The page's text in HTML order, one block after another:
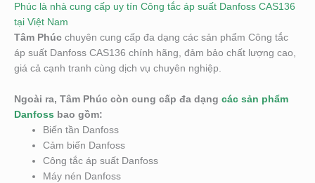
Phúc là nhà cung cấp uy tín Công tắc áp suất Danfoss CAS136
tại Việt Nam
Tâm Phúc chuyên cung cấp đa dạng các sản phẩm Công tắc
áp suất Danfoss CAS136 chính hãng, đảm bảo chất lượng cao,
giá cả cạnh tranh cùng dịch vụ chuyên nghiệp.
Ngoài ra, Tâm Phúc còn cung cấp đa dạng các sản phẩm
Danfoss bao gồm:
Biến tần Danfoss
Cảm biến Danfoss
Công tắc áp suất Danfoss
Máy nén Danfoss